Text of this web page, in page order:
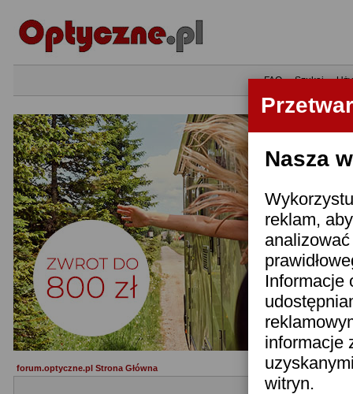
Nasza
reklam,
Informacje
informacje
witryn.
•FAQ•Szukaj•
forum.optyczne.pl Strona Główna